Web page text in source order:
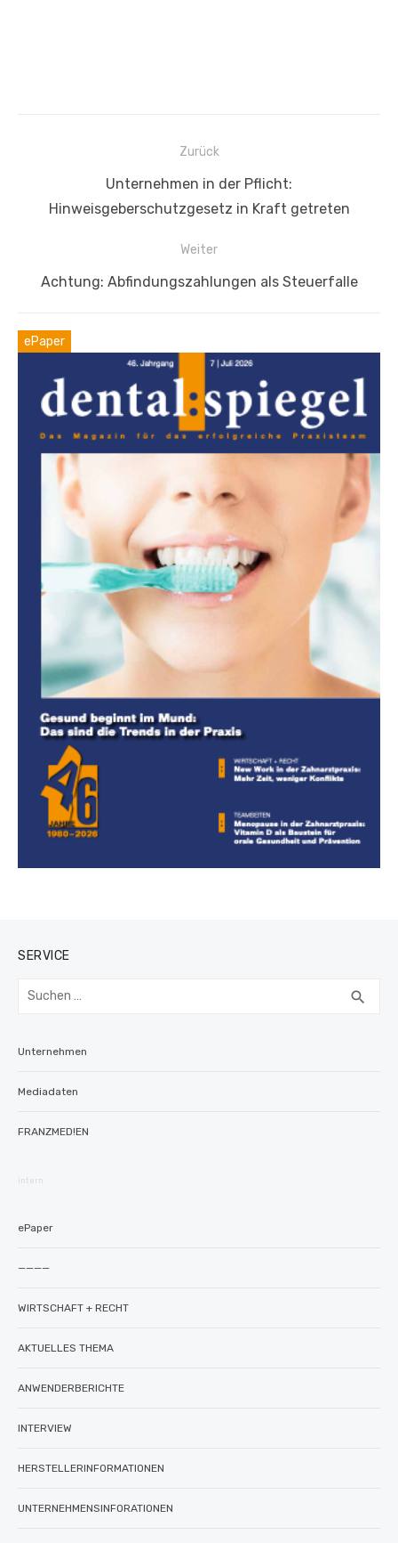
Beitragsnavigation
Zurück
Unternehmen in der Pflicht:
Hinweisgeberschutzgesetz in Kraft getreten
Weiter
Nächster
Achtung: Abfindungszahlungen als Steuerfalle
ePaper
SERVICE
Suchen
search
Unternehmen
Mediadaten
FRANZMED!EN
intern
ePaper
————
WIRTSCHAFT + RECHT
AKTUELLES THEMA
ANWENDERBERICHTE
INTERVIEW
HERSTELLERINFORMATIONEN
UNTERNEHMENSINFORATIONEN